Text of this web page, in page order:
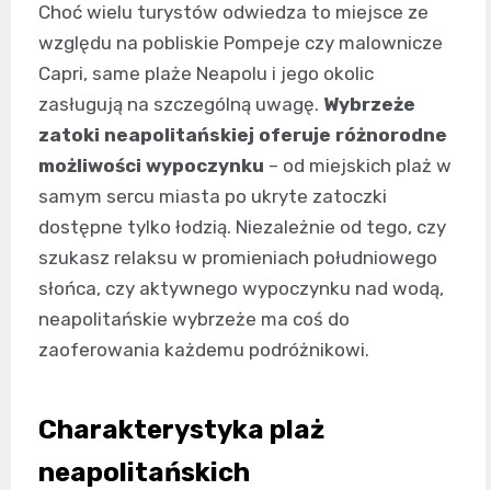
Choć wielu turystów odwiedza to miejsce ze
względu na pobliskie Pompeje czy malownicze
Capri, same plaże Neapolu i jego okolic
zasługują na szczególną uwagę. Wybrzeże
zatoki neapolitańskiej oferuje różnorodne
możliwości wypoczynku – od miejskich plaż w
samym sercu miasta po ukryte zatoczki
dostępne tylko łodzią. Niezależnie od tego, czy
szukasz relaksu w promieniach południowego
słońca, czy aktywnego wypoczynku nad wodą,
neapolitańskie wybrzeże ma coś do
zaoferowania każdemu podróżnikowi.
Charakterystyka plaż
neapolitańskich